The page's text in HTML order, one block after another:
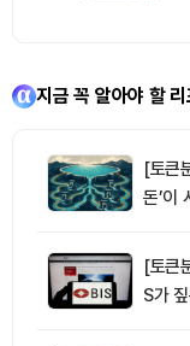
지금 꼭 알아야 할
[토큰
돈’이
[토큰
S가